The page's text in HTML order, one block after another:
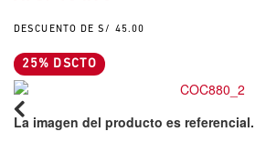
S/ 45.00
25% DSCTO